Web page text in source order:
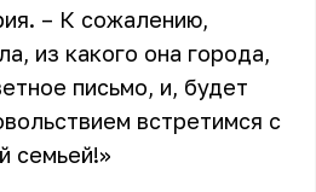
– К сожалению,
из какого она города,
письмо, и, будет
встретимся с
семьей!»